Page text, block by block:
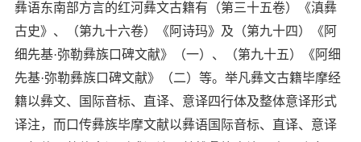
彝语东南部方言的红河彝文古籍有（第三十五卷）《滇彝
古史》、（第九十六卷）《阿诗玛》及（第九十四）《阿
细先基·弥勒彝族口碑文献》（一）、（第九十五）《阿细
先基·弥勒彝族口碑文献》（二）等。举凡彝文古籍毕摩经
籍以彝文、国际音标、直译、意译四行体及整体意译形式
译注，而口传彝族毕摩文献以彝语国际音标、直译、意译